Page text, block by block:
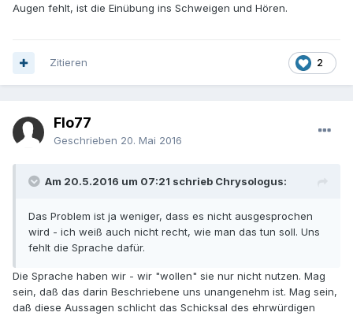
Augen fehlt, ist die Einübung ins Schweigen und Hören.
2
Zitieren
Flo77
Geschrieben 20. Mai 2016
Am 20.5.2016 um 07:21 schrieb Chrysologus:
Das Problem ist ja weniger, dass es nicht ausgesprochen
wird - ich weiß auch nicht recht, wie man das tun soll. Uns
fehlt die Sprache dafür.
Die Sprache haben wir - wir "wollen" sie nur nicht nutzen. Mag
sein, daß das darin Beschriebene uns unangenehm ist. Mag sein,
daß diese Aussagen schlicht das Schicksal des ehrwürdigen